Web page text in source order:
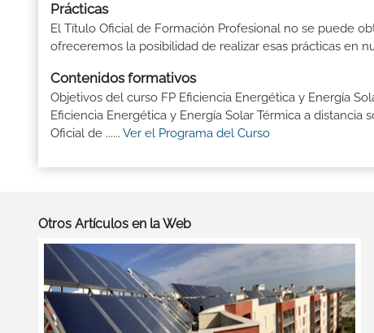
Prácticas
El Título Oficial de Formación Profesional no se puede
ofreceremos la posibilidad de realizar esas prácticas en
Contenidos formativos
Objetivos del curso FP Eficiencia Energética y Energía
Eficiencia Energética y Energía Solar Térmica a
Oficial de ...... Ver el Programa del Curso
Otros Artículos en la Web